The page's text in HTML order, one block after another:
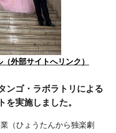
外部サイトへリンク）
ンゴ・ラボラトリによる
を実施しました。
（ひょうたんから独楽劇